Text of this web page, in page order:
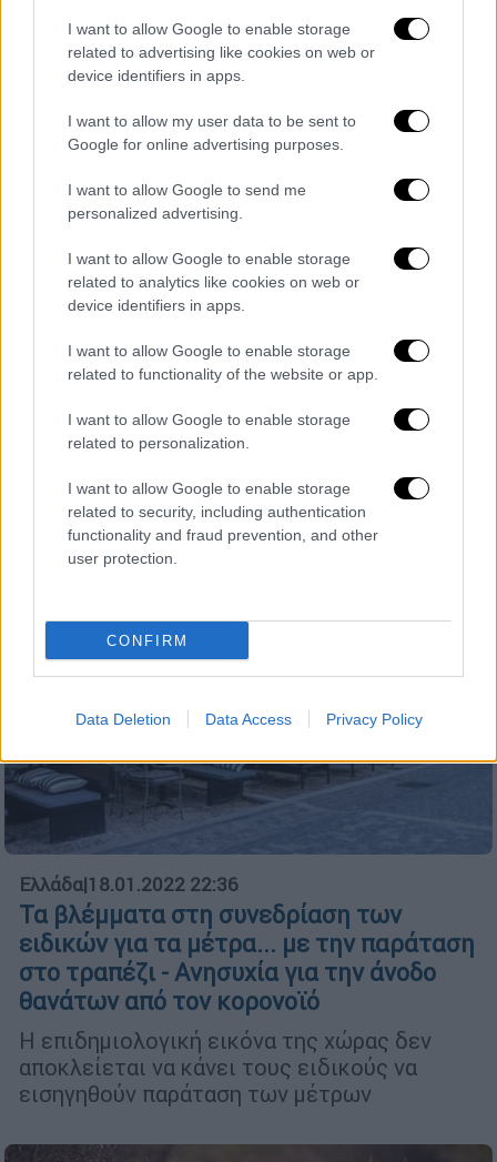
I want to allow Google to enable storage
related to advertising like cookies on web or
device identifiers in apps.
I want to allow my user data to be sent to
Google for online advertising purposes.
I want to allow Google to send me
personalized advertising.
I want to allow Google to enable storage
related to analytics like cookies on web or
device identifiers in apps.
I want to allow Google to enable storage
related to functionality of the website or app.
I want to allow Google to enable storage
related to personalization.
I want to allow Google to enable storage
related to security, including authentication
functionality and fraud prevention, and other
user protection.
CONFIRM
Data Deletion Data Access Privacy Policy
Ελλάδα|18.01.2022 22:47
Προ των πυλών η κακοκαιρία: Έρχονται
πολικές θερμοκρασίες - Χιόνια ακόμα
και στην Αττική
Η πρόγνωση καιρού για την Τετάρτη
Ελλάδα|18.01.2022 22:36
Τα βλέμματα στη συνεδρίαση των
ειδικών για τα μέτρα... με την παράταση
στο τραπέζι - Ανησυχία για την άνοδο
θανάτων από τον κορονοϊό
Η επιδημιολογική εικόνα της χώρας δεν
αποκλείεται να κάνει τους ειδικούς να
εισηγηθούν παράταση των μέτρων